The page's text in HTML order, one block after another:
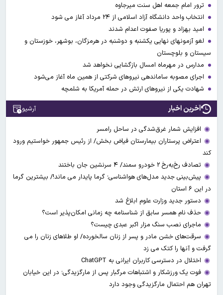
ترور امام جمعه اهل سنت میرجاوه
انتخاب واحد دانشگاه آزاد اسلامی از ۲۴ مرداد آغاز می شود
امید بهزاد و پوریا صفوت اعدام شدند
لغو آزمونهای نهایی یکشنبه و دوشنبه در هرمزگان، بوشهر، خوزستان و
سیستان و بلوچستان
مدارس در مهرماه امسال بازگشایی نخواهد شد
اجرای مصوبه ساماندهی نیرو‌های شرکتی از همین ماه آغاز می‌شود
شهادت یکی از نیروهای ارتش در حمله آمریکا به شلمچه
آخرین اخبار آرشیو
افزایش شمار غرق‌شدگی در ساحل رامسر
اعتراض پرستاران بیمارستان فیاض بخش/ از رئیس جمهور خواستیم ورود
کند
تصادف رخ‌به‌رخ ۲ خودرو سمند/ ۴ سرنشین جان باختند
پیش‌بینی جدید مدل‌های هواشناسی؛ گرما پایدار می ماند!/ بیشترین گرما
در این ۶ استان
دستور جدید وزارت علوم ابلاغ شد
حذف نام همسر سابق از شناسنامه چه زمانی امکان‌پذیر است؟
ماجرای نصب سنگ مزار اکبر عبدی چیست؟
سرقت‌های خشن مادر و پسر از زنان سالخورده/ او طلاهای زنان را می
گرفت و آنها را کتک می زد
اختلال در دسترسی کاربران ایرانی به ChatGPT
فوت یک ورزشکار و اشتباهات مرگبار پس از مارگزیدگی؛ در این خیابان
تهران هم احتمال مارگزیدگی وجود دارد